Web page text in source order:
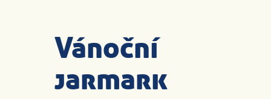
Vánoční
jarmark